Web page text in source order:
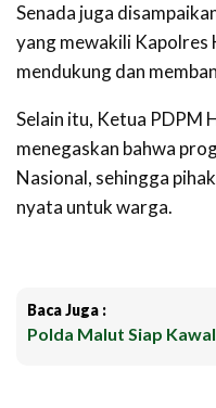
Senada juga
yang mewakili Kapolres
mendukung dan
Selain itu, Ketua PDPM
menegaskan bahwa
Nasional, sehingga
nyata untuk warga.
Baca Juga :
Polda Malut Siap